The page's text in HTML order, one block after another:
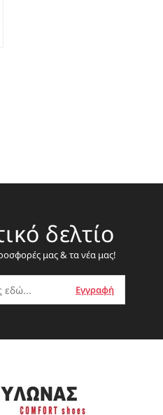
δελτίο
μας & τα νέα μας!